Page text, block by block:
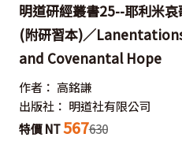
明道研經叢書25--耶利米
(附研習本)／
and Covenantal Hope
作者： 高銘謙
出版社： 明道社有限公司
特價 NT567630